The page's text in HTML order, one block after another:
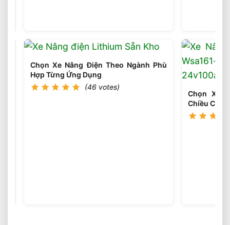
Chọn
Xe
Điện
Cần
Tránh
Chọn Xe Nâng Điện Theo Ngành Phù
Hợp Từng Ứng Dụng
(46 votes)
Chọn Xe
Chiều Cao